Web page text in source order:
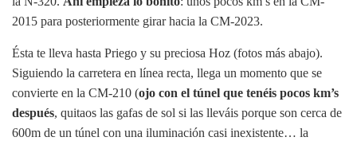
2015 para posteriormente girar hacia la CM-2023.
Ésta te lleva hasta Priego y su preciosa Hoz (fotos más abajo).
Siguiendo la carretera en línea recta, llega un momento que se
convierte en la CM-210 (ojo con el túnel que tenéis pocos km’s
después, quitaos las gafas de sol si las lleváis porque son cerca de
600m de un túnel con una iluminación casi inexistente… la